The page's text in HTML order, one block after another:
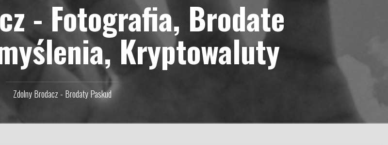
- Fotografia, Brodate
Kryptowaluty
Zdolny Brodacz - Brodaty Paskud